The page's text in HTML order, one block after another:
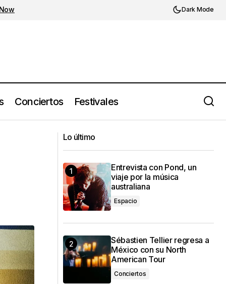
Dark Mode
Conciertos Festivales
anuncio sobre su nuevo disco
Lo último
Entrevista con Pond, un
viaje por la música
australiana
Espacio
Sébastien Tellier regresa a
México con su North
American Tour
Conciertos